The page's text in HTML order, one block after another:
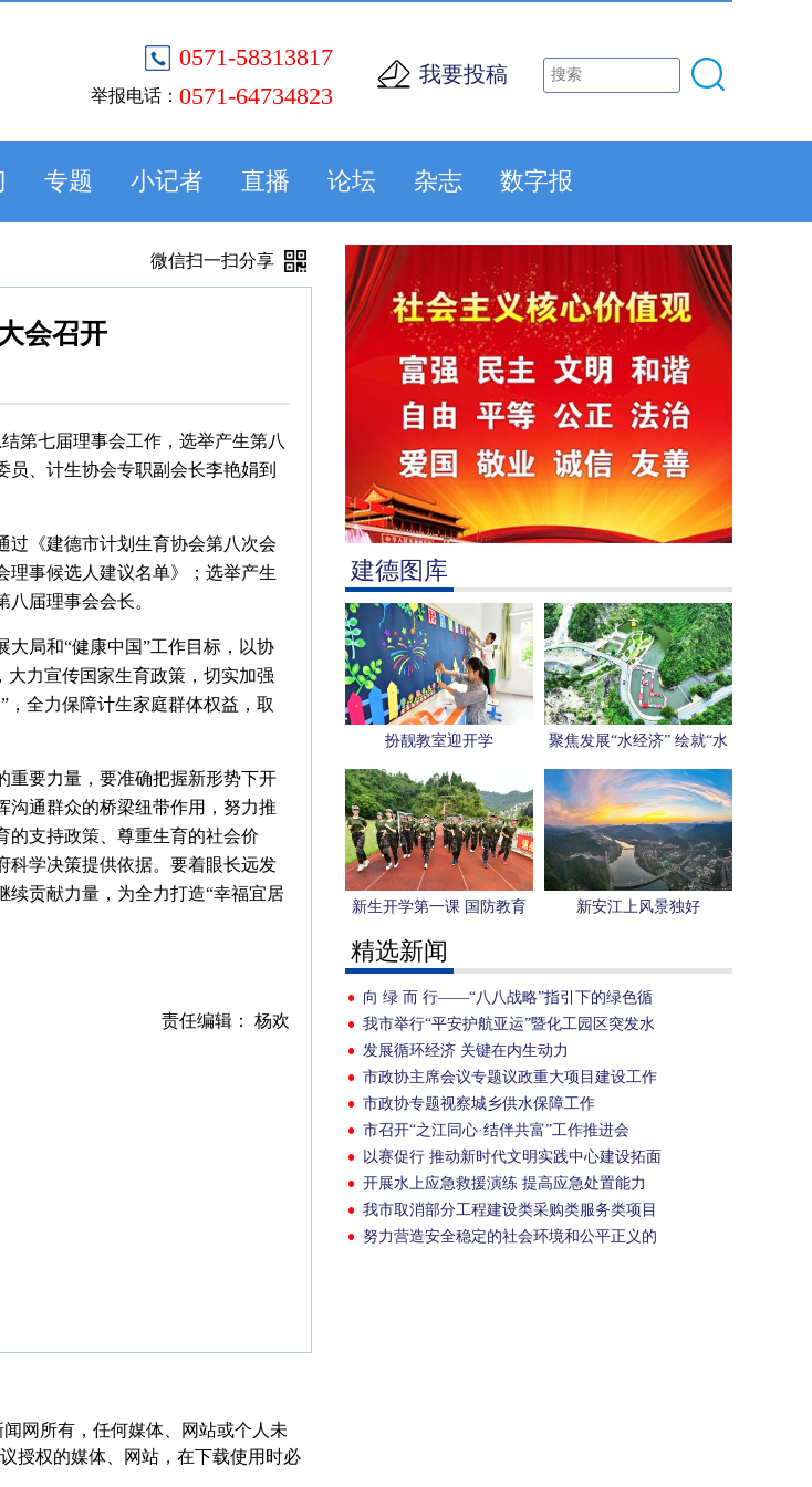
0571-58313817
举报电话： 0571-64734823
我要投稿
专题 小记者 直播 论坛 杂志 数字报
建德图库
扮靓教室迎开学
聚焦发展“水经济” 绘就“水
美乡村”新图景
新生开学第一课 国防教育
进校园
新安江上风景独好
精选新闻
向 绿 而 行——“八八战略”指引下的绿色循
环经济“新安样本”
我市举行“平安护航亚运”暨化工园区突发水
污染事件多级防控综合演练
发展循环经济 关键在内生动力
市政协主席会议专题议政重大项目建设工作
市政协专题视察城乡供水保障工作
市召开“之江同心·结伴共富”工作推进会
以赛促行 推动新时代文明实践中心建设拓面
提质
开展水上应急救援演练 提高应急处置能力
我市取消部分工程建设类采购类服务类项目
投标保证金
努力营造安全稳定的社会环境和公平正义的
微信扫一扫分享
会召开
第七届理事会工作，选举产生第八
、计生协会专职副会长李艳娟到
过《建德市计划生育协会第八次会
理事候选人建议名单》；选举产生
届理事会会长。
大局和“健康中国”工作目标，以协
大力宣传国家生育政策，切实加强
全力保障计生家庭群体权益，取
重要力量，要准确把握新形势下开
沟通群众的桥梁纽带作用，努力推
的支持政策、尊重生育的社会价
科学决策提供依据。要着眼长远发
续贡献力量，为全力打造“幸福宜居
责任编辑： 杨欢
网所有，任何媒体、网站或个人未
授权的媒体、网站，在下载使用时必